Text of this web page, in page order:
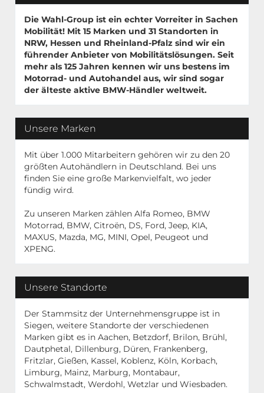
Die Wahl-Group ist ein echter Vorreiter in Sachen
Mobilität! Mit 15 Marken und 31 Standorten in
NRW, Hessen und Rheinland-Pfalz sind wir ein
führender Anbieter von Mobilitätslösungen. Seit
mehr als 125 Jahren kennen wir uns bestens im
Motorrad- und Autohandel aus, wir sind sogar
der älteste aktive BMW-Händler weltweit.
Unsere Marken
Mit über 1.000 Mitarbeitern gehören wir zu den 20
größten Autohändlern in Deutschland. Bei uns
finden Sie eine große Markenvielfalt, wo jeder
fündig wird.
Zu unseren Marken zählen Alfa Romeo, BMW
Motorrad, BMW, Citroën, DS, Ford, Jeep, KIA,
MAXUS, Mazda, MG, MINI, Opel, Peugeot und
XPENG.
Unsere Standorte
Der Stammsitz der Unternehmensgruppe ist in
Siegen, weitere Standorte der verschiedenen
Marken gibt es in Aachen, Betzdorf, Brilon, Brühl,
Dautphetal, Dillenburg, Düren, Frankenberg,
Fritzlar, Gießen, Kassel, Koblenz, Köln, Korbach,
Limburg, Mainz, Marburg, Montabaur,
Schwalmstadt, Werdohl, Wetzlar und Wiesbaden.